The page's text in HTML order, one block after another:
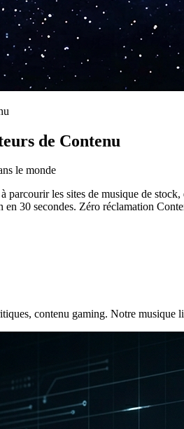
de Contenu
le monde
à parcourir les sites de musique de
en 30 secondes. Zéro réclamation
contenu gaming. Notre musique